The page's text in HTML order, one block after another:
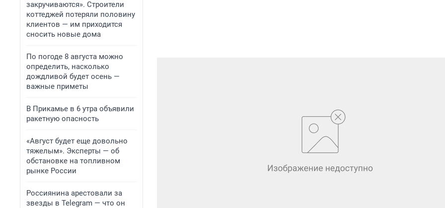
закручиваются». Строители
коттеджей потеряли половину
клиентов — им приходится
сносить новые дома
По погоде 8 августа можно
определить, насколько
дождливой будет осень —
важные приметы
В Прикамье в 6 утра объявили
ракетную опасность
«Август будет еще довольно
тяжелым». Эксперты — об
обстановке на топливном
рынке России
Россиянина арестовали за
звезды в Telegram — что он